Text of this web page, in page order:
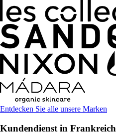
Entdecken Sie alle unsere Marken
Kundendienst in Frankreich